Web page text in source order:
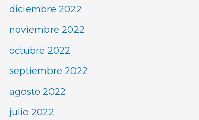
diciembre 2022
noviembre 2022
octubre 2022
septiembre 2022
agosto 2022
julio 2022